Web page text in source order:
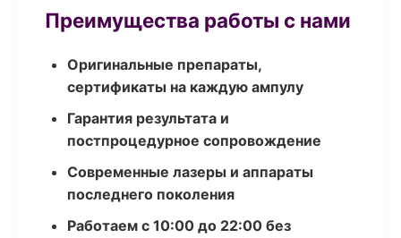
Преимущества работы с нами
Оригинальные препараты,
сертификаты на каждую ампулу
Гарантия результата и
постпроцедурное сопровождение
Современные лазеры и аппараты
последнего поколения
Работаем с 10:00 до 22:00 без